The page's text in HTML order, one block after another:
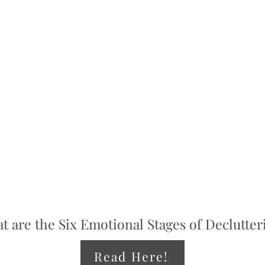
are the Six Emotional Stages of
Read Here!